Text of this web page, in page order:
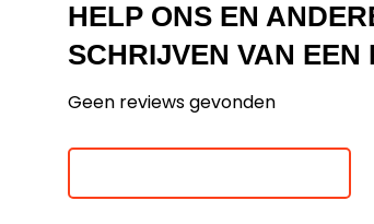
HELP ONS EN
SCHRIJVEN VAN EEN
Geen reviews gevonden